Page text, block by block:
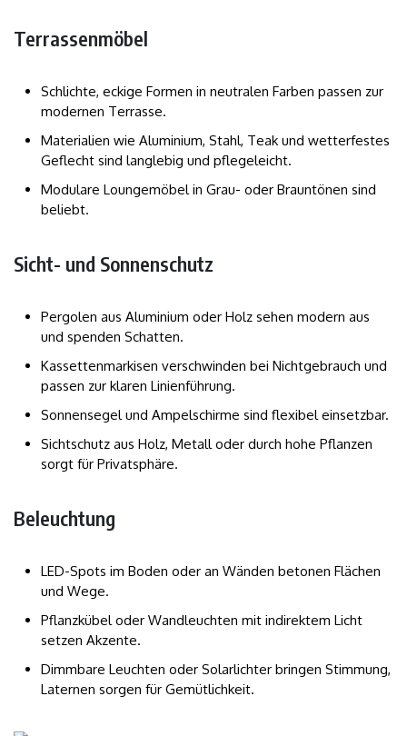
Terrassenmöbel
Schlichte, eckige Formen in neutralen Farben passen zur
modernen Terrasse.
Materialien wie Aluminium, Stahl, Teak und wetterfestes
Geflecht sind langlebig und pflegeleicht.
Modulare Loungemöbel in Grau- oder Brauntönen sind
beliebt.
Sicht- und Sonnenschutz
Pergolen aus Aluminium oder Holz sehen modern aus
und spenden Schatten.
Kassettenmarkisen verschwinden bei Nichtgebrauch und
passen zur klaren Linienführung.
Sonnensegel und Ampelschirme sind flexibel einsetzbar.
Sichtschutz aus Holz, Metall oder durch hohe Pflanzen
sorgt für Privatsphäre.
Beleuchtung
LED-Spots im Boden oder an Wänden betonen Flächen
und Wege.
Pflanzkübel oder Wandleuchten mit indirektem Licht
setzen Akzente.
Dimmbare Leuchten oder Solarlichter bringen Stimmung,
Laternen sorgen für Gemütlichkeit.